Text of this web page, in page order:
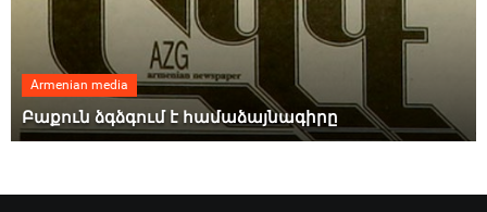
Armenian media
Բաքուն ձգձգում է համաձայնագիրը